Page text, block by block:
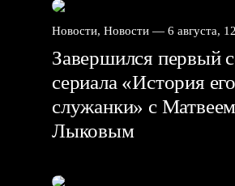
Новости, Новости — 6 августа,
Завершился первый
сериала «История его
служанки» с Матвеем
Лыковым